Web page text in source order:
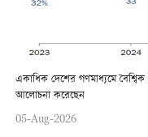
একাধিক দেশের গণমাধ্যমে বৈশ্বিক
আলোচনা করেছেন
05-Aug-2026